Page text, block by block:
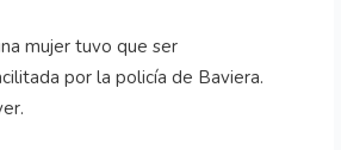
mujer tuvo que ser
por la policía de Baviera.